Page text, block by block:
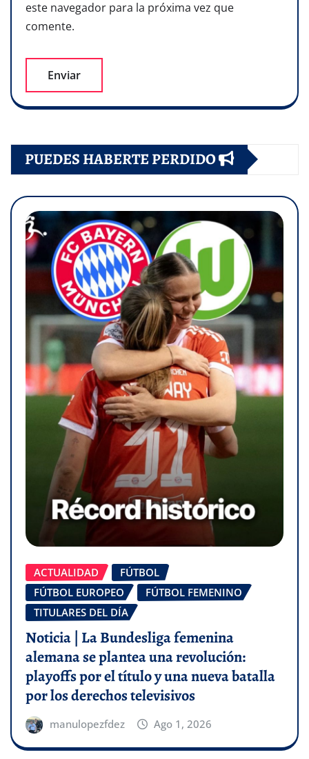
este navegador para la próxima vez que
comente.
PUEDES HABERTE PERDIDO
ACTUALIDAD
FÚTBOL
FÚTBOL EUROPEO
FÚTBOL FEMENINO
TITULARES DEL DÍA
Noticia | La Bundesliga femenina
alemana se plantea una revolución:
playoffs por el título y una nueva batalla
por los derechos televisivos
manulopezfdez Ago 1, 2026